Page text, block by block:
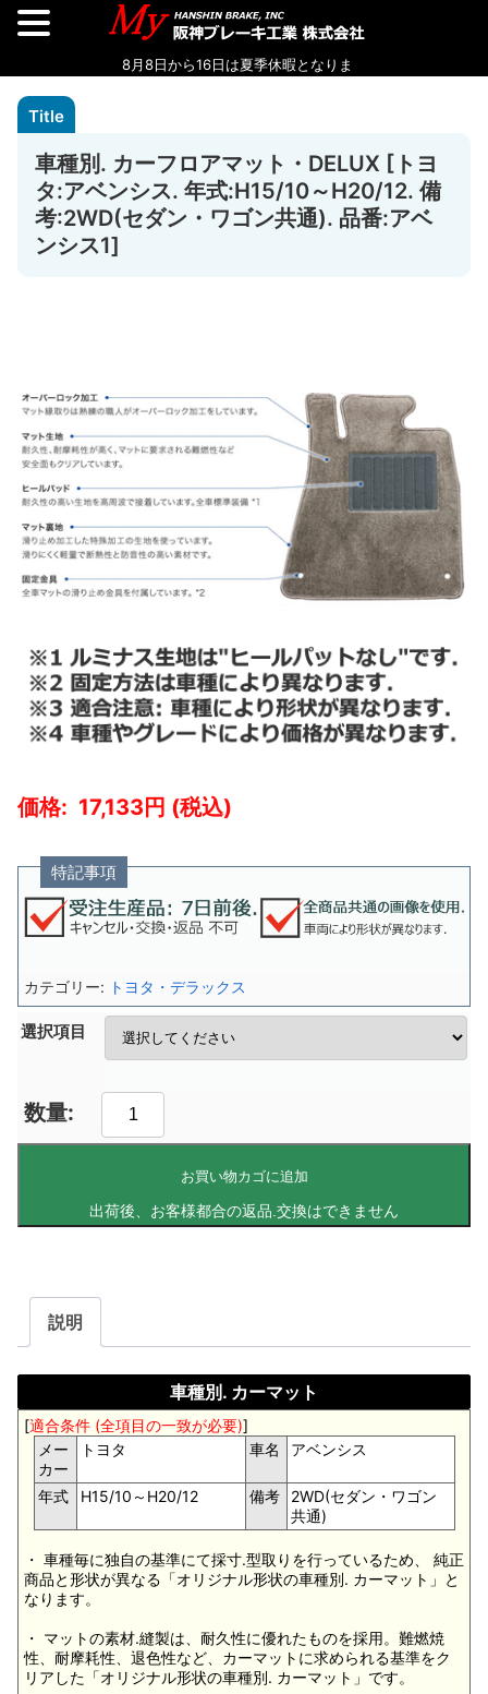
車種別. カーフロアマット・DELUX [トヨ
タ:アベンシス. 年式:H15/10～H20/12. 備
考:2WD(セダン・ワゴン共通). 品番:アベ
ンシス1]
17,133
特記事項
選択項目
お買い物カゴに追加
カテゴリー: トヨタ・デラックス
説明
車種別. カーマット
[適合条件 (全項目の一致が必要)]
メー
カー
トヨタ 車名 アベンシス
年式 H15/10～H20/12 備考
2WD(セダン・ワゴン
共通)
・ 車種毎に独自の基準にて採寸.型取りを行っているため、 純正
商品と形状が異なる「オリジナル形状の車種別. カーマット」と
なります。
・ マットの素材.縫製は、耐久性に優れたものを採用。難燃焼
性、耐摩耗性、退色性など、カーマットに求められる基準をク
リアした「オリジナル形状の車種別. カーマット」です。